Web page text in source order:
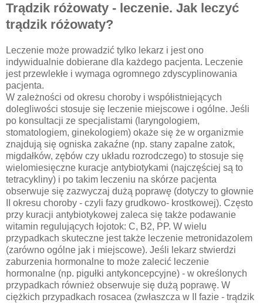
Trądzik różowaty - leczenie. Jak leczyć
trądzik różowaty?
Leczenie może prowadzić tylko lekarz i jest ono
indywidualnie dobierane dla każdego pacjenta. Leczenie
jest przewlekłe i wymaga ogromnego zdyscyplinowania
pacjenta.
W zależności od okresu choroby i współistniejących
dolegliwości stosuje się leczenie miejscowe i ogólne. Jeśli
po konsultacji ze specjalistami (laryngologiem,
stomatologiem, ginekologiem) okaże się że w organizmie
znajdują się ogniska zakaźne (np. stany zapalne zatok,
migdałków, zębów czy układu rozrodczego) to stosuje się
wielomiesięczne kuracje antybiotykami (najczęściej są to
tetracykliny) i po takim leczeniu na skórze pacjenta
obserwuje się zazwyczaj dużą poprawę (dotyczy to głownie
II okresu choroby - czyli fazy grudkowo- krostkowej). Często
przy kuracji antybiotykowej zaleca się także podawanie
witamin regulujących łojotok: C, B2, PP. W wielu
przypadkach skuteczne jest także leczenie metronidazolem
(zarówno ogólne jak i miejscowe). Jeśli lekarz stwierdzi
zaburzenia hormonalne to może zalecić leczenie
hormonalne (np. pigułki antykoncepcyjne) - w określonych
przypadkach również obserwuje się dużą poprawę. W
ciężkich przypadkach rosacea (zwłaszcza w II fazie - trądzik